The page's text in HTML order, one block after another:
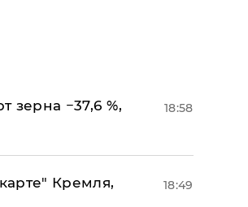
зерна −37,6 %,
18:58
Кремля,
18:49